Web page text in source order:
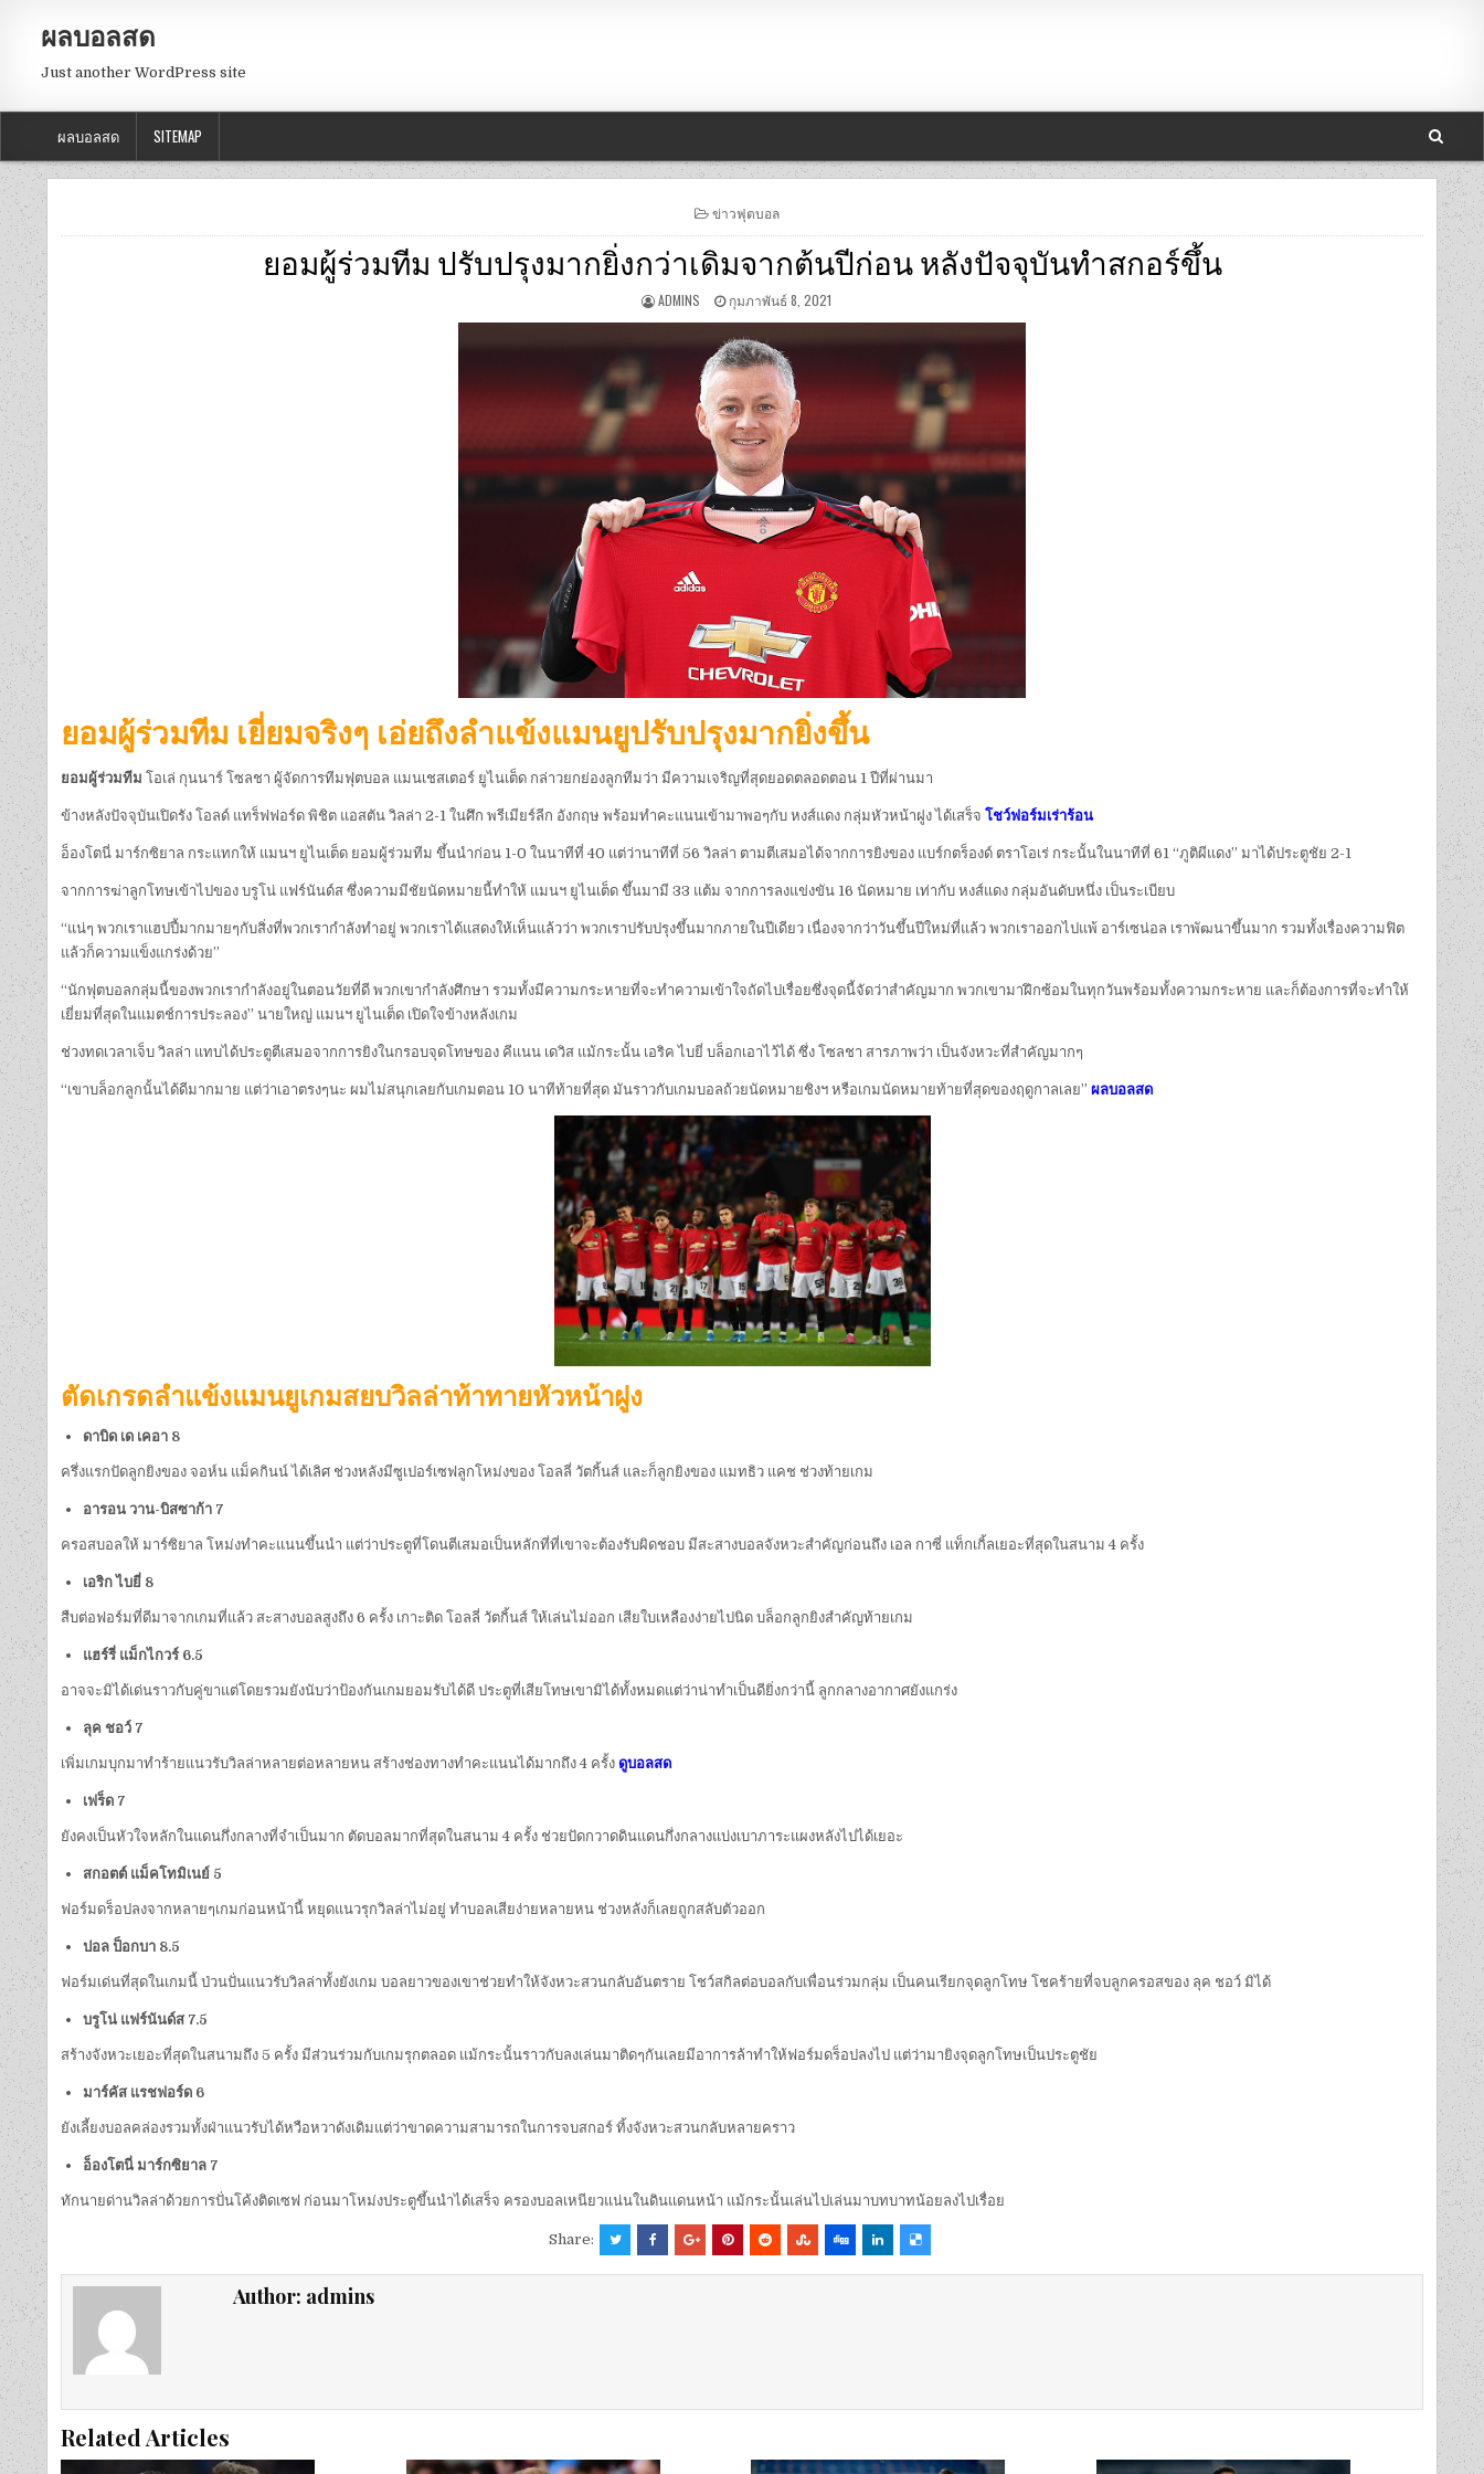
ผลบอลสด
Just another WordPress site
ผลบอลสด SITEMAP
POSTED
ข่าวฟุตบอล
ยอมผู้ร่วมทีม ปรับปรุงมากยิ่งกว่าเดิมจากต้นปีก่อน หลังปัจจุบันทำสกอร์ขึ้น
ADMINS กุมภาพันธ์ 8, 2021
ยอมผู้ร่วมทีม เยี่ยมจริงๆ เอ่ยถึงลำแข้งแมนยูปรับปรุงมากยิ่งขึ้น
ยอมผู้ร่วมทีม โอเล่ กุนนาร์ โซลชา ผู้จัดการทีมฟุตบอล แมนเชสเตอร์ ยูไนเต็ด กล่าวยกย่องลูกทีมว่า มีความเจริญที่สุดยอดตลอดตอน 1 ปีที่ผ่านมา
ข้างหลังปัจจุบันเปิดรัง โอลด์ แทร็ฟฟอร์ด พิชิต แอสตัน วิลล่า 2-1 ในศึก พรีเมียร์ลีก อังกฤษ พร้อมทำคะแนนเข้ามาพอๆกับ หงส์แดง กลุ่มหัวหน้าฝูง ได้เสร็จ โชว์ฟอร์มเร่าร้อน
อ็องโตนี่ มาร์กซิยาล กระแทกให้ แมนฯ ยูไนเต็ด ยอมผู้ร่วมทีม ขึ้นนำก่อน 1-0 ในนาทีที่ 40 แต่ว่านาทีที่ 56 วิลล่า ตามตีเสมอได้จากการยิงของ แบร์กตร็องด์ ตราโอเร่ กระนั้นในนาทีที่ 61 “ภูติผีแดง” มาได้ประตูชัย 2-1
จากการฆ่าลูกโทษเข้าไปของ บรูโน่ แฟร์นันด์ส ซึ่งความมีชัยนัดหมายนี้ทำให้ แมนฯ ยูไนเต็ด ขึ้นมามี 33 แต้ม จากการลงแข่งขัน 16 นัดหมาย เท่ากับ หงส์แดง กลุ่มอันดับหนึ่ง เป็นระเบียบ
“แน่ๆ พวกเราแฮปปี้มากมายๆกับสิ่งที่พวกเรากำลังทำอยู่ พวกเราได้แสดงให้เห็นแล้วว่า พวกเราปรับปรุงขึ้นมากภายในปีเดียว เนื่องจากว่าวันขึ้นปีใหม่ที่แล้ว พวกเราออกไปแพ้ อาร์เซน่อล เราพัฒนาขึ้นมาก รวมทั้งเรื่องความฟิต
แล้วก็ความแข็งแกร่งด้วย”
“นักฟุตบอลกลุ่มนี้ของพวกเรากำลังอยู่ในตอนวัยที่ดี พวกเขากำลังศึกษา รวมทั้งมีความกระหายที่จะทำความเข้าใจถัดไปเรื่อยซึ่งจุดนี้จัดว่าสำคัญมาก พวกเขามาฝึกซ้อมในทุกวันพร้อมทั้งความกระหาย และก็ต้องการที่จะทำให้
เยี่ยมที่สุดในแมตช์การประลอง” นายใหญ่ แมนฯ ยูไนเต็ด เปิดใจข้างหลังเกม
ช่วงทดเวลาเจ็บ วิลล่า แทบได้ประตูตีเสมอจากการยิงในกรอบจุดโทษของ คีแนน เดวิส แม้กระนั้น เอริค ไบยี่ บล็อกเอาไว้ได้ ซึ่ง โซลชา สารภาพว่า เป็นจังหวะที่สำคัญมากๆ
“เขาบล็อกลูกนั้นได้ดีมากมาย แต่ว่าเอาตรงๆนะ ผมไม่สนุกเลยกับเกมตอน 10 นาทีท้ายที่สุด มันราวกับเกมบอลถ้วยนัดหมายชิงฯ หรือเกมนัดหมายท้ายที่สุดของฤดูกาลเลย” ผลบอลสด
ตัดเกรดลำแข้งแมนยูเกมสยบวิลล่าท้าทายหัวหน้าฝูง
ดาบิด เด เคอา 8
ครึ่งแรกปัดลูกยิงของ จอห์น แม็คกินน์ ได้เลิศ ช่วงหลังมีซูเปอร์เซฟลูกโหม่งของ โอลลี่ วัตกิ้นส์ และก็ลูกยิงของ แมทธิว แคช ช่วงท้ายเกม
อารอน วาน-บิสซาก้า 7
ครอสบอลให้ มาร์ซิยาล โหม่งทำคะแนนขึ้นนำ แต่ว่าประตูที่โดนตีเสมอเป็นหลักที่ที่เขาจะต้องรับผิดชอบ มีสะสางบอลจังหวะสำคัญก่อนถึง เอล กาซี่ แท็กเกิ้ลเยอะที่สุดในสนาม 4 ครั้ง
เอริก ไบยี่ 8
สืบต่อฟอร์มที่ดีมาจากเกมที่แล้ว สะสางบอลสูงถึง 6 ครั้ง เกาะติด โอลลี่ วัตกิ้นส์ ให้เล่นไม่ออก เสียใบเหลืองง่ายไปนิด บล็อกลูกยิงสำคัญท้ายเกม
แฮร์รี่ แม็กไกวร์ 6.5
อาจจะมิได้เด่นราวกับคู่ขาแต่โดยรวมยังนับว่าป้องกันเกมยอมรับได้ดี ประตูที่เสียโทษเขามิได้ทั้งหมดแต่ว่าน่าทำเป็นดียิ่งกว่านี้ ลูกกลางอากาศยังแกร่ง
ลุค ชอว์ 7
เพิ่มเกมบุกมาทำร้ายแนวรับวิลล่าหลายต่อหลายหน สร้างช่องทางทำคะแนนได้มากถึง 4 ครั้ง ดูบอลสด
เฟร็ด 7
ยังคงเป็นหัวใจหลักในแดนกึ่งกลางที่จำเป็นมาก ตัดบอลมากที่สุดในสนาม 4 ครั้ง ช่วยปัดกวาดดินแดนกึ่งกลางแบ่งเบาภาระแผงหลังไปได้เยอะ
สกอตต์ แม็คโทมิเนย์ 5
ฟอร์มดร็อปลงจากหลายๆเกมก่อนหน้านี้ หยุดแนวรุกวิลล่าไม่อยู่ ทำบอลเสียง่ายหลายหน ช่วงหลังก็เลยถูกสลับตัวออก
ปอล ป็อกบา 8.5
ฟอร์มเด่นที่สุดในเกมนี้ ป่วนปั่นแนวรับวิลล่าทั้งยังเกม บอลยาวของเขาช่วยทำให้จังหวะสวนกลับอันตราย โชว์สกิลต่อบอลกับเพื่อนร่วมกลุ่ม เป็นคนเรียกจุดลูกโทษ โชคร้ายที่จบลูกครอสของ ลุค ชอว์ มิได้
บรูโน่ แฟร์นันด์ส 7.5
สร้างจังหวะเยอะที่สุดในสนามถึง 5 ครั้ง มีส่วนร่วมกับเกมรุกตลอด แม้กระนั้นราวกับลงเล่นมาติดๆกันเลยมีอาการล้าทำให้ฟอร์มดร็อปลงไป แต่ว่ามายิงจุดลูกโทษเป็นประตูชัย
มาร์คัส แรชฟอร์ด 6
ยังเลี้ยงบอลคล่องรวมทั้งฝ่าแนวรับได้หวือหวาดังเดิมแต่ว่าขาดความสามารถในการจบสกอร์ ทิ้งจังหวะสวนกลับหลายคราว
อ็องโตนี่ มาร์กซิยาล 7
ทักนายด่านวิลล่าด้วยการปั่นโค้งติดเซฟ ก่อนมาโหม่งประตูขึ้นนำได้เสร็จ ครองบอลเหนียวแน่นในดินแดนหน้า แม้กระนั้นเล่นไปเล่นมาบทบาทน้อยลงไปเรื่อย
Share:
Author: admins
Related Articles